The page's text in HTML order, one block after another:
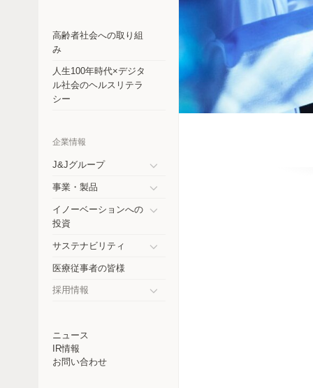
高齢者社会への取り組
み
人生100年時代×デジタ
ル社会のヘルスリテラ
シー
企業情報
J&Jグループ
事業・製品
イノーベーションへの
投資
サステナビリティ
医療従事者の皆様
採用情報
ニュース
IR情報
お問い合わせ
コスタリカ
ドイツ
メキシコ
ニュージーランド